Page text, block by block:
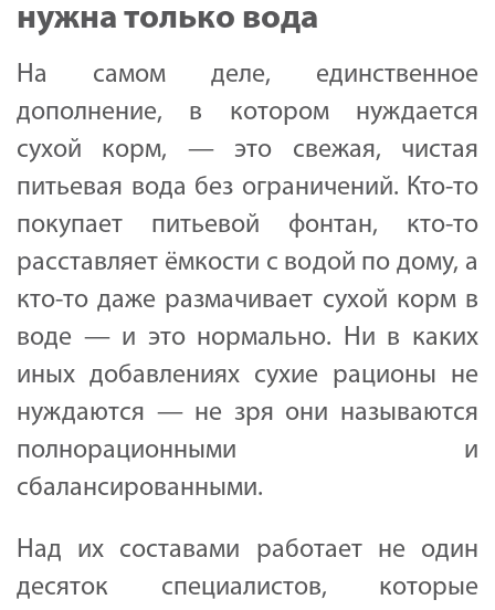
нужна только вода
На самом деле, единственное
дополнение, в котором нуждается
сухой корм, — это свежая, чистая
питьевая вода без ограничений. Кто-то
покупает питьевой фонтан, кто-то
расставляет ёмкости с водой по дому, а
кто-то даже размачивает сухой корм в
воде — и это нормально. Ни в каких
иных добавлениях сухие рационы не
нуждаются — не зря они называются
полнорационными и
сбалансированными.
Над их составами работает не один
десяток специалистов, которые